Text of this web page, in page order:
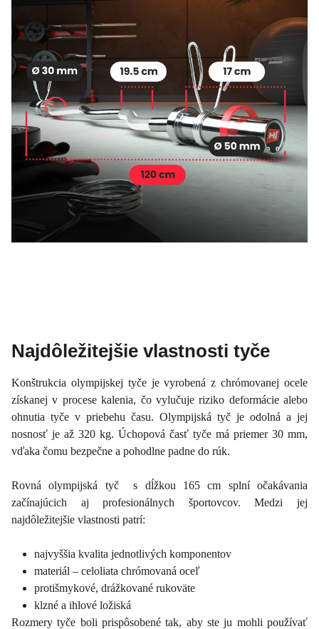
Najdôležitejšie vlastnosti tyče
Konštrukcia olympijskej tyče je vyrobená z chrómovanej ocele
získanej v procese kalenia, čo vylučuje riziko deformácie alebo
ohnutia tyče v priebehu času. Olympijská tyč je odolná a jej
nosnosť je až 320 kg. Úchopová časť tyče má priemer 30 mm,
vďaka čomu bezpečne a pohodlne padne do rúk.
Rovná olympijská tyč s dĺžkou 165 cm splní očakávania
začínajúcich aj profesionálnych športovcov. Medzi jej
najdôležitejšie vlastnosti patrí:
najvyššia kvalita jednotlivých komponentov
materiál – celoliata chrómovaná oceľ
protišmykové, drážkované rukoväte
klzné a ihlové ložiská
Rozmery tyče boli prispôsobené tak, aby ste ju mohli používať